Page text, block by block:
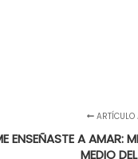
ARTÍCULO
ENSEÑASTE A AMAR:
MEDIO